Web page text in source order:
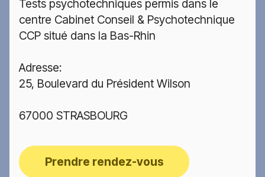
Tests psychotechniques permis dans le
centre Cabinet Conseil & Psychotechnique
CCP situé dans la Bas-Rhin
Adresse:
25, Boulevard du Président Wilson
67000 STRASBOURG
Prendre rendez-vous